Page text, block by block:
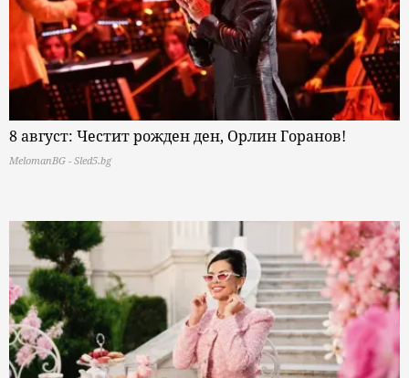
8 август: Честит рожден ден, Орлин Горанов!
MelomanBG - Sled5.bg